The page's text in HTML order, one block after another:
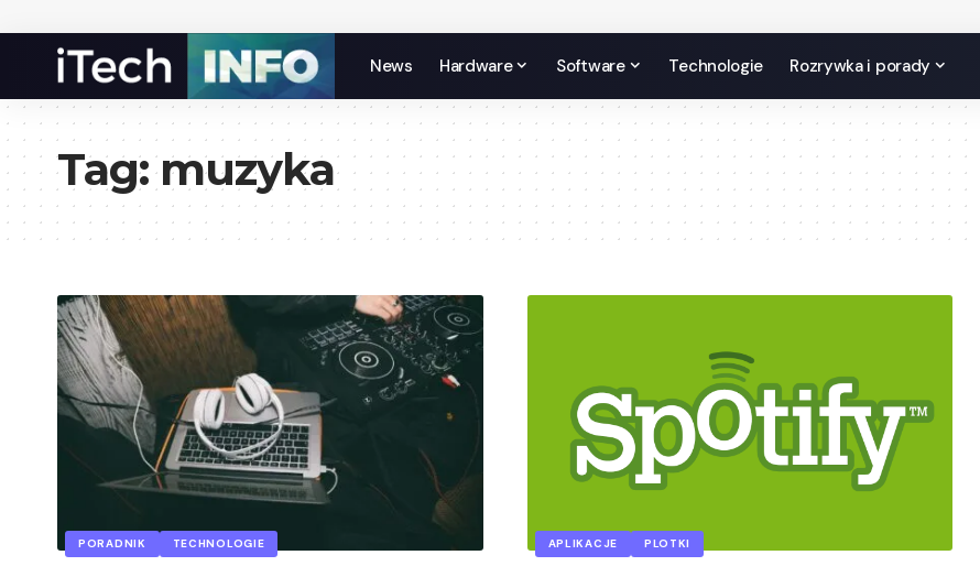
News Hardware Software Technologie Rozrywka i porady
Tag:muzyka
PORADNIK TECHNOLOGIE APLIKACJE PLOTKI